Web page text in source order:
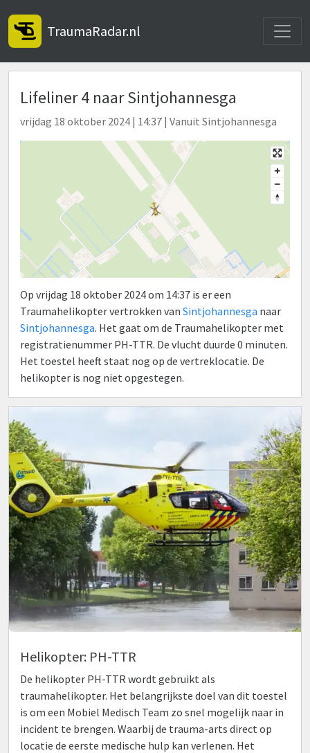
TraumaRadar.nl
Lifeliner 4 naar Sintjohannesga
vrijdag 18 oktober 2024 | 14:37 | Vanuit Sintjohannesga
Op vrijdag 18 oktober 2024 om 14:37 is er een
Traumahelikopter vertrokken van Sintjohannesga naar
Sintjohannesga. Het gaat om de Traumahelikopter met
registratienummer PH-TTR. De vlucht duurde 0 minuten.
Het toestel heeft staat nog op de vertreklocatie. De
helikopter is nog niet opgestegen.
Helikopter: PH-TTR
De helikopter PH-TTR wordt gebruikt als
traumahelikopter. Het belangrijkste doel van dit toestel
is om een Mobiel Medisch Team zo snel mogelijk naar in
incident te brengen. Waarbij de trauma-arts direct op
locatie de eerste medische hulp kan verlenen. Het